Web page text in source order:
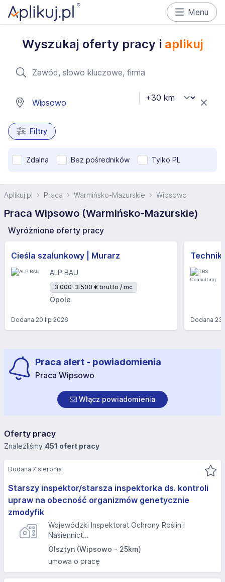
Menu
Wyszukaj oferty pracy i aplikuj
Filtry
Zdalna Bez pośredników Tylko PL
Aplikuj.pl Praca Warmińsko-Mazurskie Wipsowo
Praca Wipsowo (Warmińsko-Mazurskie)
Wyróżnione oferty pracy
Cieśla szalunkowy | Murarz
ALP BAU
3 000-3 500 € brutto / mc
Opole
Dodana 20 lip 2026 Dodana23
Praca alert - powiadomienia
Praca Wipsowo
Włącz powiadomienia
Oferty pracy
Znaleźliśmy 451 ofert pracy
Starszy inspektor/starsza inspektorka ds. kontroli
upraw na obecność organizmów genetycznie
zmodyfik
Wojewódzki Inspektorat Ochrony Roślin i
Nasiennict...
Olsztyn (Wipsowo - 25km)
umowa o pracę
Dodana 7 sierpnia